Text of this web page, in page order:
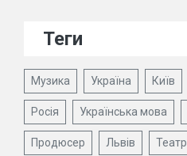
Теги
Музика Україна Київ
Росія Українська мова
Продюсер Львів Театр